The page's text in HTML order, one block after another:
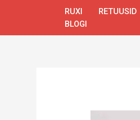
RUXI RETUUSID
BLOGI